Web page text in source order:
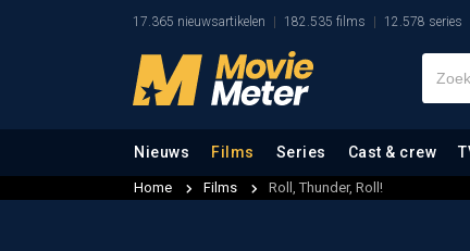
17.365 nieuwsartikelen 182.535 films 12.578 series
Nieuws Films Series Cast & crew
Home Films Roll, Thunder, Roll!